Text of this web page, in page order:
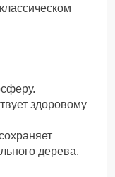
здоровому
дерева.